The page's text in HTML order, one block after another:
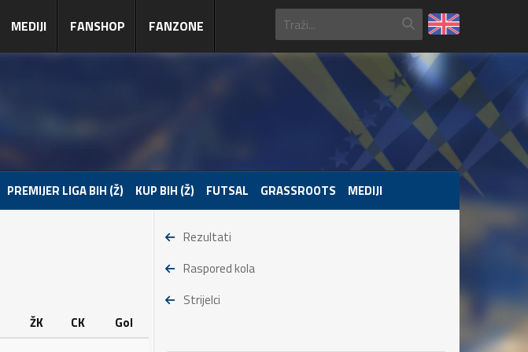
MEDIJI FANSHOP FANZONE
PREMIJER LIGA BIH (Ž) KUP BIH (Ž) FUTSAL GRASSROOTS MEDIJI
ŽK CK
Gol
Rezultati
Raspored kola
Strijelci